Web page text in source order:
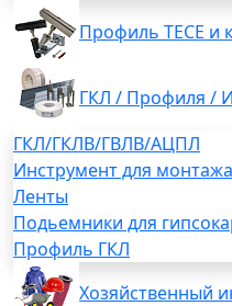
Профиль TECE
ГКЛ / Профиля /
ГКЛ/ГКЛВ/ГВЛВ/АЦПЛ
Инструмент для
Ленты
Подьемники для
Профиль ГКЛ
Хозяйственный